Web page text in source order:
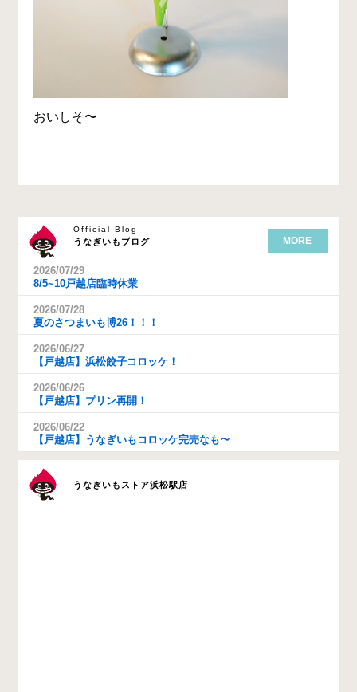
おいしそ〜
うなぎいもブログ
Official Blog
MORE
2026/07/29
8/5~10戸越店臨時休業
2026/07/28
夏のさつまいも博26！！！
2026/06/27
【戸越店】浜松餃子コロッケ！
2026/06/26
【戸越店】プリン再開！
2026/06/22
【戸越店】うなぎいもコロッケ完売なも〜
うなぎいもストア浜松駅店